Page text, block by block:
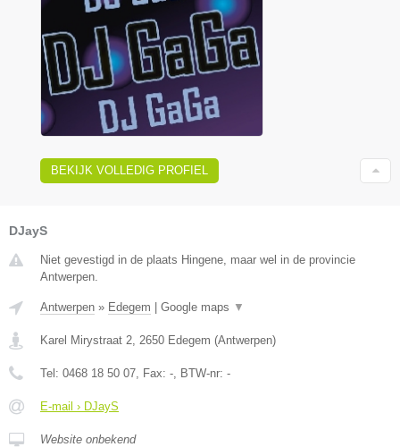
BEKIJK VOLLEDIG PROFIEL
DJayS
Niet gevestigd in de plaats Hingene, maar wel in de provincie
Antwerpen.
Antwerpen » Edegem Google maps ▼
Karel Mirystraat 2 2650 Edegem (Antwerpen)
Tel: 0468 18 50 07 , Fax: - , BTW-nr: -
E-mail › DJayS
Website onbekend